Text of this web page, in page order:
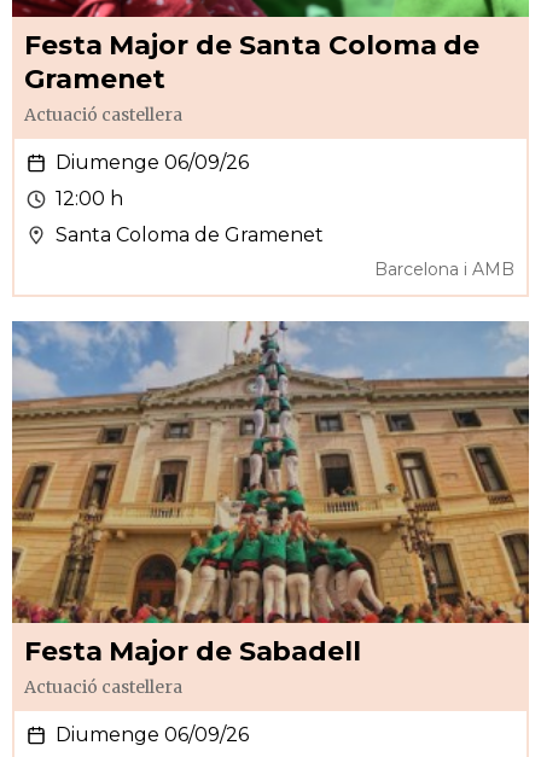
Festa Major de Santa Coloma de
Gramenet
Actuació castellera
Diumenge 06/09/26
12:00 h
Santa Coloma de Gramenet
Barcelona i AMB
Festa Major de Sabadell
Actuació castellera
Diumenge 06/09/26